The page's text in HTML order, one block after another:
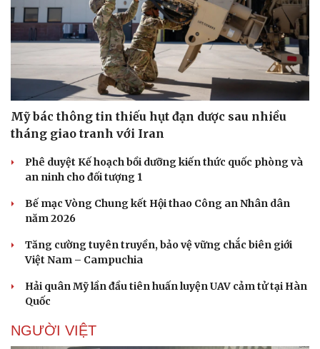
Mỹ bác thông tin thiếu hụt đạn dược sau nhiều
tháng giao tranh với Iran
Phê duyệt Kế hoạch bồi dưỡng kiến thức quốc phòng và
an ninh cho đối tượng 1
Bế mạc Vòng Chung kết Hội thao Công an Nhân dân
năm 2026
Tăng cường tuyên truyền, bảo vệ vững chắc biên giới
Việt Nam – Campuchia
Hải quân Mỹ lần đầu tiên huấn luyện UAV cảm tử tại Hàn
Quốc
NGƯỜI VIỆT